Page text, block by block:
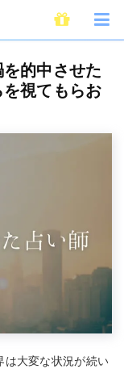
中させた当たる占い師！
を的中させた
視てもらお
は大変な状況が続い